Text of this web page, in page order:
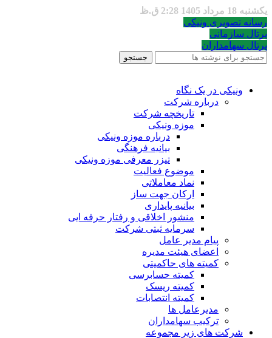
یکشنبه 18 مرداد 1405 2:28 ق.ظ
رسانه تصویری ونیکی
پرتال سازمانی
پرتال سهامداران
جستجو
ونیکی در یک نگاه
درباره شرکت
تاریخچه شرکت
موزه ونیکی
درباره موزه ونیکی
بیانیه فرهنگی
تیزر معرفی موزه ونیکی
موضوع فعالیت
نماد معاملاتی
ارکان جهت ساز
بیانیه پایداری
منشور اخلاقی و رفتار حرفه ایی
سرمایه ثبتی شرکت
پیام مدیر عامل
اعضای هیئت مدیره
کمیته های حاکمیتی
کمیته حسابرسی
کمیته ریسک
کمیته انتصابات
مدیرعامل ها
ترکیب سهامداران
شرکت های زیر مجموعه